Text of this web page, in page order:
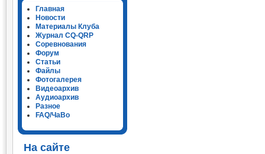
Главная
Новости
Материалы Клуба
Журнал CQ-QRP
Соревнования
Форум
Статьи
Файлы
Фотогалерея
Видеоархив
Аудиоархив
Разное
FAQ/ЧаВо
На сайте